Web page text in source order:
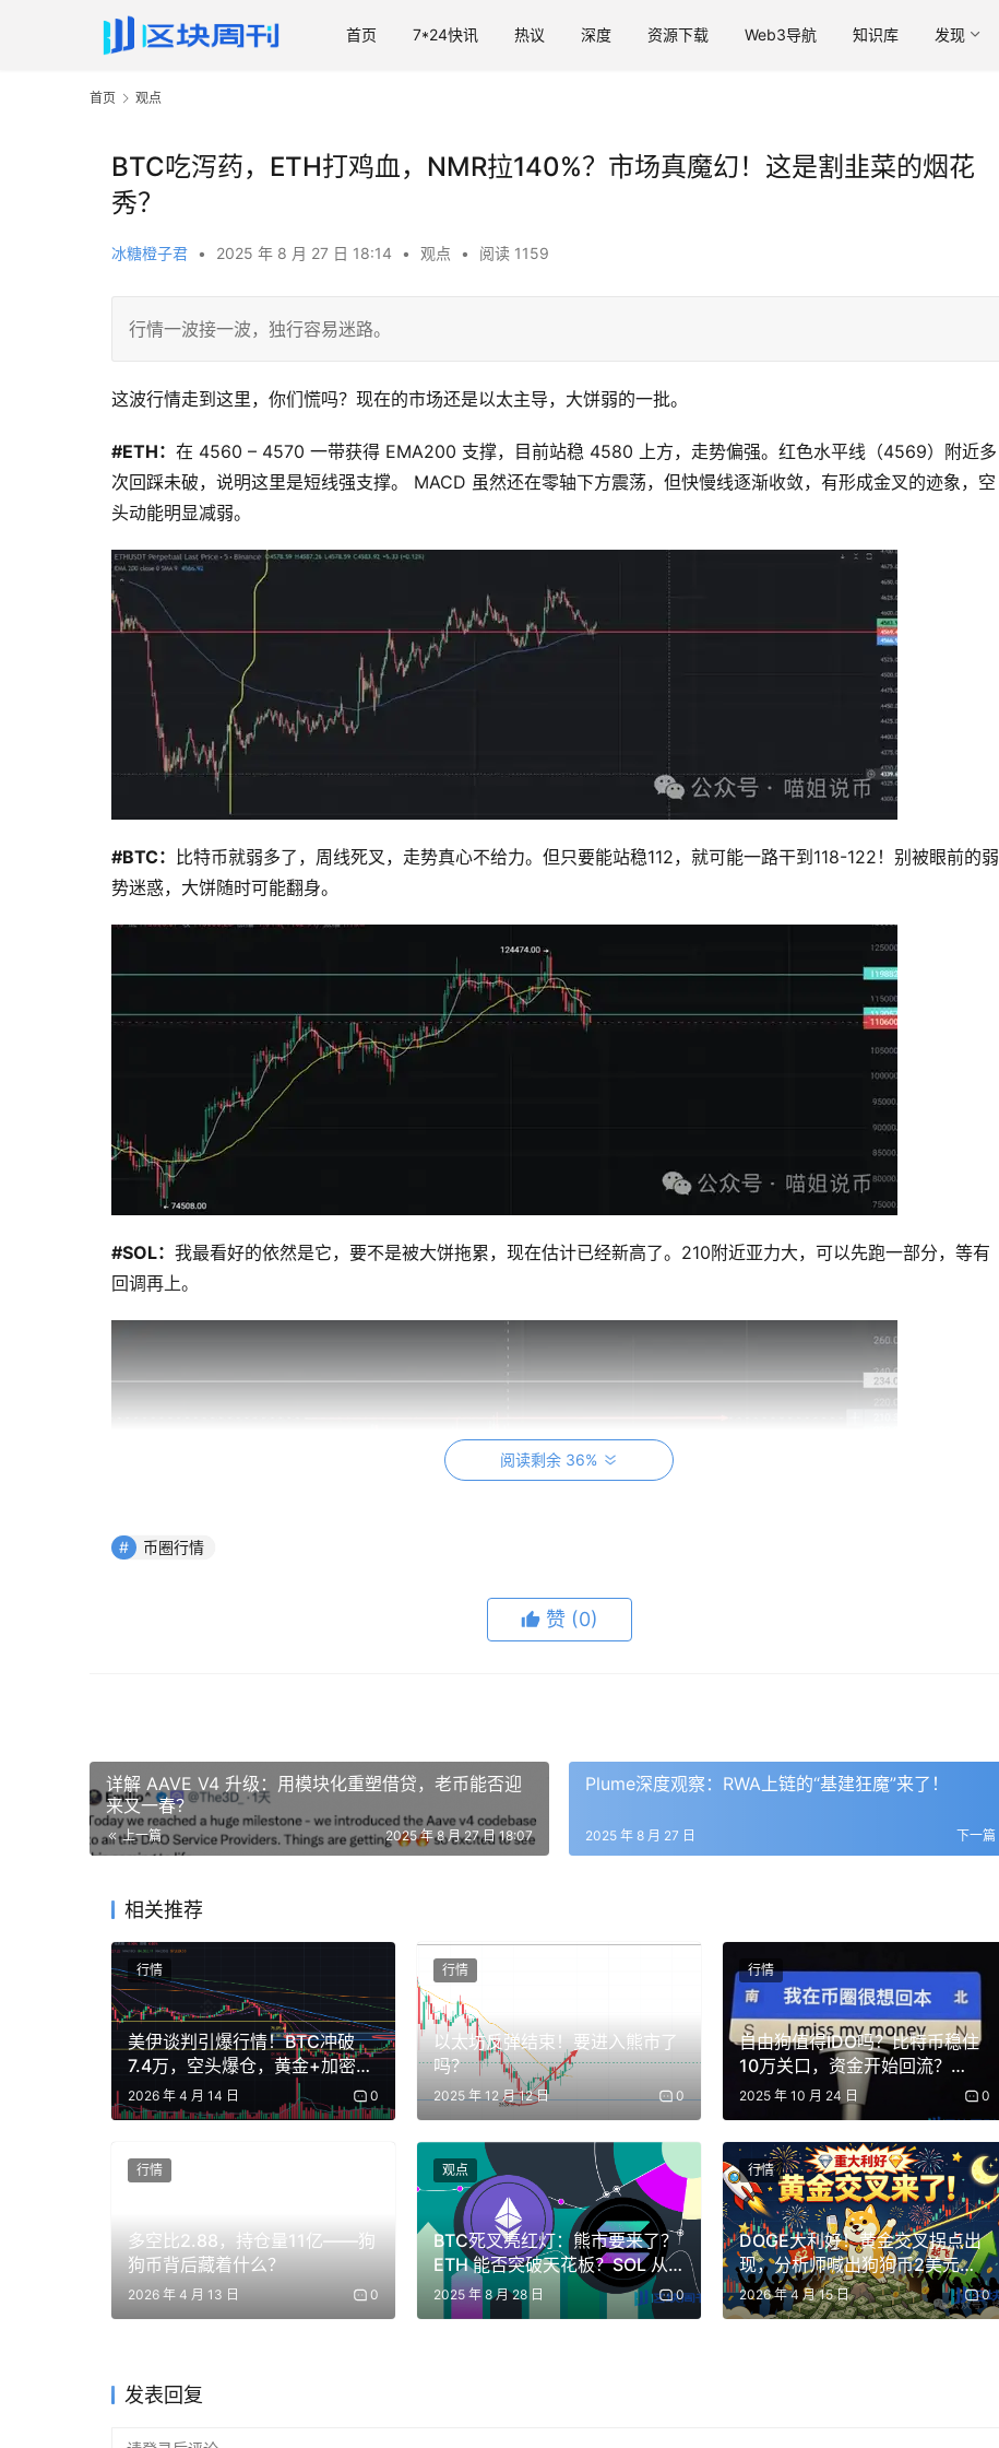
首页 7*24快讯 热议 深度 资源下载 Web3导航 知识库 发现
首页 观点
BTC吃泻药，ETH打鸡血，NMR拉140%？市场真魔幻！这是割韭菜的烟花
秀？
冰糖橙子君 • 2025 年 8 月 27 日 18:14 • 观点 • 阅读 1159
行情一波接一波，独行容易迷路。
这波行情走到这里，你们慌吗？现在的市场还是以太主导，大饼弱的一批。
#ETH： 在 4560 – 4570 一带获得 EMA200 支撑，目前站稳 4580 上方，走势偏强。红色水平线（4569）附近多
次回踩未破，说明这里是短线强支撑。 MACD 虽然还在零轴下方震荡，但快慢线逐渐收敛，有形成金叉的迹象，空
头动能明显减弱。
#BTC：
比特币就弱多了，周线死叉，走势真心不给力。但只要能站稳112，就可能一路干到118-122！别被眼前的弱
势迷惑，大饼随时可能翻身。
#SOL： 我最看好的依然是它，要不是被大饼拖累，现在估计已经新高了。210附近亚力大，可以先跑一部分，等有
回调再上。
昨天$NMR因为传出获得对冲基金5亿美金支持，直接拉了140%。听上去很猛，但这项目老掉牙了，上方套牢盘子巨
大，还没真金白银到账，说白了有点“画大饼”。
我建议：别追，反而该跑就跑，热度一过还是要掉回去。
阅读剩余 36%
币圈行情
赞 (0)
详解 AAVE V4 升级：用模块化重塑借贷，老币能否迎
来又一春？
上一篇 2025 年 8 月 27 日 18:07
Plume深度观察：RWA上链的“基建狂魔”来了！
下一篇
2025 年 8 月 27 日
相关推荐
美伊谈判引爆行情！BTC冲破
7.4万，空头爆仓，黄金+加密齐
飞！RAVE、WLD异动暗藏机
会？
2026 年 4 月 14 日 0
行情
以太坊反弹结束！要进入熊市了
吗？
2025 年 12 月 12 日 0
行情
自由狗值得IDO吗？比特币稳住
10万关口，资金开始回流？
SOL、LINK、JTO该如何抉择？
2025 年 10 月 24 日 0
行情
多空比2.88，持仓量11亿——狗
狗币背后藏着什么？
2026 年 4 月 13 日 0
行情
BTC死叉亮红灯：熊市要来了？
ETH 能否突破天花板？SOL 从
“无人问津” 到 “顶流”，现在抄底
还安全吗？
2025 年 8 月 28 日 0
观点
DOGE大利好！黄金交叉拐点出
现，分析师喊出狗狗币2美元目
标！
2026 年 4 月 15 日 0
行情
发表回复